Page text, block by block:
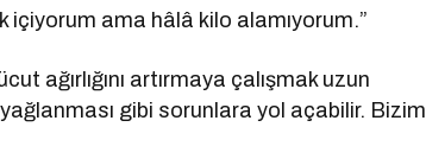
ama hâlâ kilo alamıyorum.”
ağırlığını artırmaya çalışmak uzun
gibi sorunlara yol açabilir. Bizim